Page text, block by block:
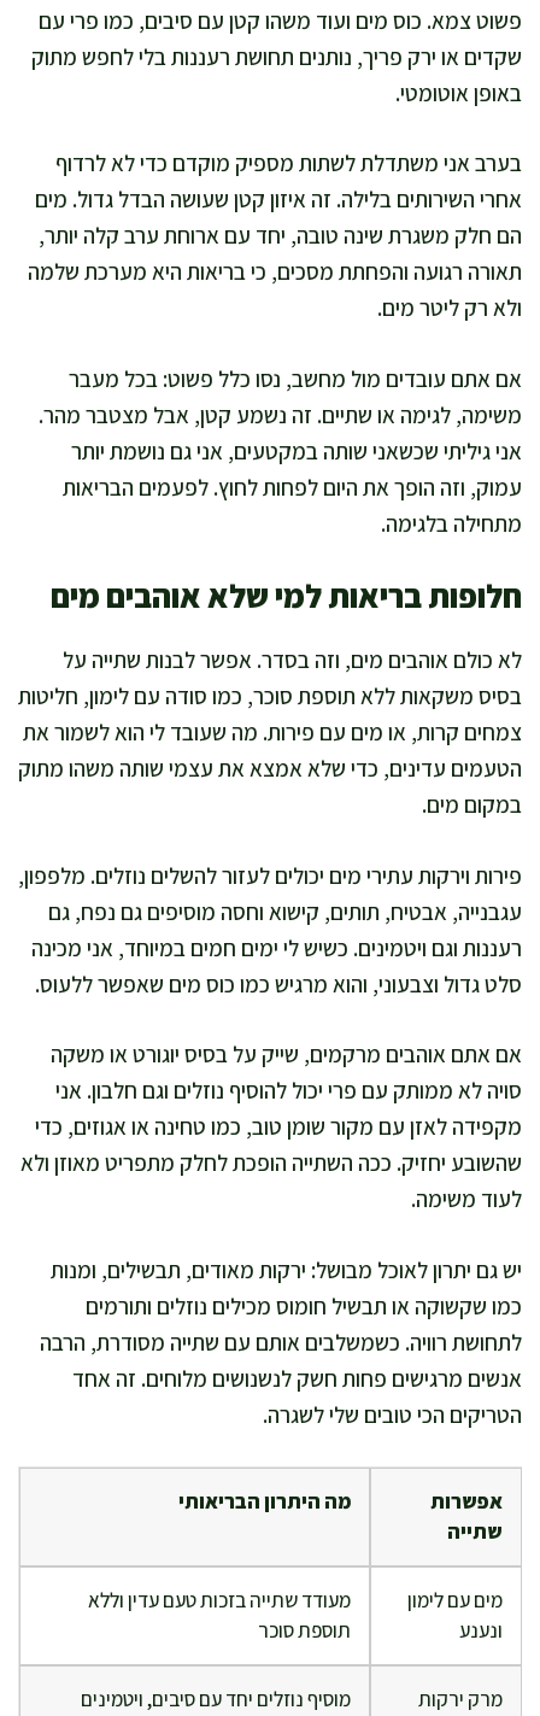
פשוט צמא. כוס מים ועוד משהו קטן עם סיבים, כמו פרי עם
שקדים או ירק פריך, נותנים תחושת רעננות בלי לחפש מתוק
באופן אוטומטי.
בערב אני משתדלת לשתות מספיק מוקדם כדי לא לרדוף
אחרי השירותים בלילה. זה איזון קטן שעושה הבדל גדול. מים
הם חלק משגרת שינה טובה, יחד עם ארוחת ערב קלה יותר,
תאורה רגועה והפחתת מסכים, כי בריאות היא מערכת שלמה
ולא רק ליטר מים.
אם אתם עובדים מול מחשב, נסו כלל פשוט: בכל מעבר
משימה, לגימה או שתיים. זה נשמע קטן, אבל מצטבר מהר.
אני גיליתי שכשאני שותה במקטעים, אני גם נושמת יותר
עמוק, וזה הופך את היום לפחות לחוץ. לפעמים הבריאות
מתחילה בלגימה.
חלופות בריאות למי שלא אוהבים מים
לא כולם אוהבים מים, וזה בסדר. אפשר לבנות שתייה על
בסיס משקאות ללא תוספת סוכר, כמו סודה עם לימון, חליטות
צמחים קרות, או מים עם פירות. מה שעובד לי הוא לשמור את
הטעמים עדינים, כדי שלא אמצא את עצמי שותה משהו מתוק
במקום מים.
פירות וירקות עתירי מים יכולים לעזור להשלים נוזלים. מלפפון,
עגבנייה, אבטיח, תותים, קישוא וחסה מוסיפים גם נפח, גם
רעננות וגם ויטמינים. כשיש לי ימים חמים במיוחד, אני מכינה
סלט גדול וצבעוני, והוא מרגיש כמו כוס מים שאפשר ללעוס.
אם אתם אוהבים מרקמים, שייק על בסיס יוגורט או משקה
סויה לא ממותק עם פרי יכול להוסיף נוזלים וגם חלבון. אני
מקפידה לאזן עם מקור שומן טוב, כמו טחינה או אגוזים, כדי
שהשובע יחזיק. ככה השתייה הופכת לחלק מתפריט מאוזן ולא
לעוד משימה.
יש גם יתרון לאוכל מבושל: ירקות מאודים, תבשילים, ומנות
כמו שקשוקה או תבשיל חומוס מכילים נוזלים ותורמים
לתחושת רוויה. כשמשלבים אותם עם שתייה מסודרת, הרבה
אנשים מרגישים פחות חשק לנשנושים מלוחים. זה אחד
הטריקים הכי טובים שלי לשגרה.
אפשרות
שתייה
מה היתרון הבריאותי
מים עם לימון
ונענע
מעודד שתייה בזכות טעם עדין וללא
תוספת סוכר
מרק ירקות מוסיף נוזלים יחד עם סיבים, ויטמינים